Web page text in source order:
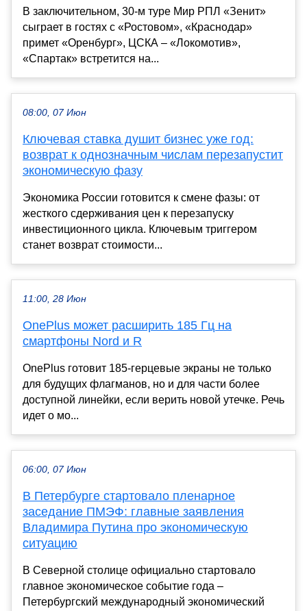
В заключительном, 30-м туре Мир РПЛ «Зенит»
сыграет в гостях с «Ростовом», «Краснодар»
примет «Оренбург», ЦСКА – «Локомотив»,
«Спартак» встретится на...
08:00, 07 Июн
Ключевая ставка душит бизнес уже год:
возврат к однозначным числам перезапустит
экономическую фазу
Экономика России готовится к смене фазы: от
жесткого сдерживания цен к перезапуску
инвестиционного цикла. Ключевым триггером
станет возврат стоимости...
11:00, 28 Июн
OnePlus может расширить 185 Гц на
смартфоны Nord и R
OnePlus готовит 185-герцевые экраны не только
для будущих флагманов, но и для части более
доступной линейки, если верить новой утечке. Речь
идет о мо...
06:00, 07 Июн
В Петербурге стартовало пленарное
заседание ПМЭФ: главные заявления
Владимира Путина про экономическую
ситуацию
В Северной столице официально стартовало
главное экономическое событие года –
Петербургский международный экономический